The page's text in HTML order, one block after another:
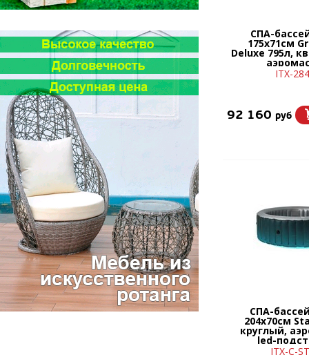
СПА-
175х71см
Deluxe 795л,
ITX-
92 160 руб
СПА-
204х70см
круглый,
led-
ITX-C-